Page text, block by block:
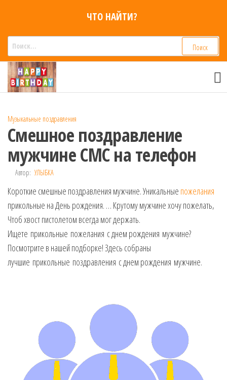
содержимому
ЧТО НАЙТИ?
поздравления
Голосовые смс
приколы на
мобильный
для мужчин,
друзей.
Поздравления
в Смс на
телефон,
музыкальные.
Только для
готовые
Розыгрыши,
Песни. Самые
Нежные,
Красивые,
Приятные
Музыкальные поздравления
Смешное поздравление
мужчине СМС на телефон
Автор: УЛЫБКА
Короткие смешные поздравления мужчине. Уникальные пожелания
прикольные на День рождения. … Крутому мужчине хочу пожелать,
Чтоб хвост пистолетом всегда мог держать.
Ищете прикольные пожелания с днем рождения мужчине?
Посмотрите в нашей подборке! Здесь собраны
лучшие прикольные поздравления с днем рождения мужчине.